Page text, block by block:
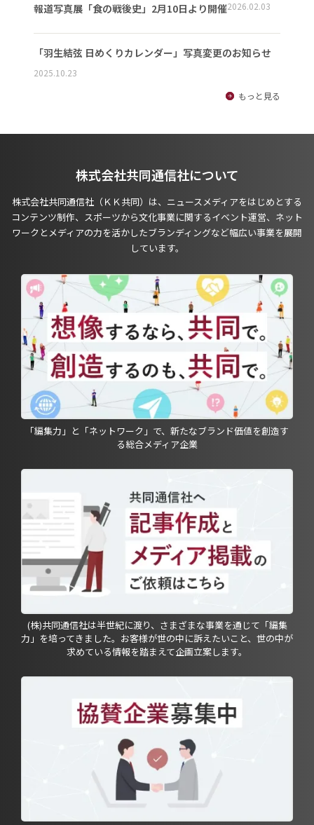
報道写真展「食の戦後史」2月10日より開催2026.02.03
「羽生結弦 日めくりカレンダー」写真変更のお知らせ
2025.10.23
もっと見る
株式会社共同通信社について
株式会社共同通信社（ＫＫ共同）は、ニュースメディアをはじめとする
コンテンツ制作、スポーツから文化事業に関するイベント運営、ネット
ワークとメディアの力を活かしたブランディングなど幅広い事業を展開
しています。
「編集力」と「ネットワーク」で、新たなブランド価値を創造す
る総合メディア企業
(株)共同通信社は半世紀に渡り、さまざまな事業を通じて「編集
力」を培ってきました。お客様が世の中に訴えたいこと、世の中が
求めている情報を踏まえて企画立案します。